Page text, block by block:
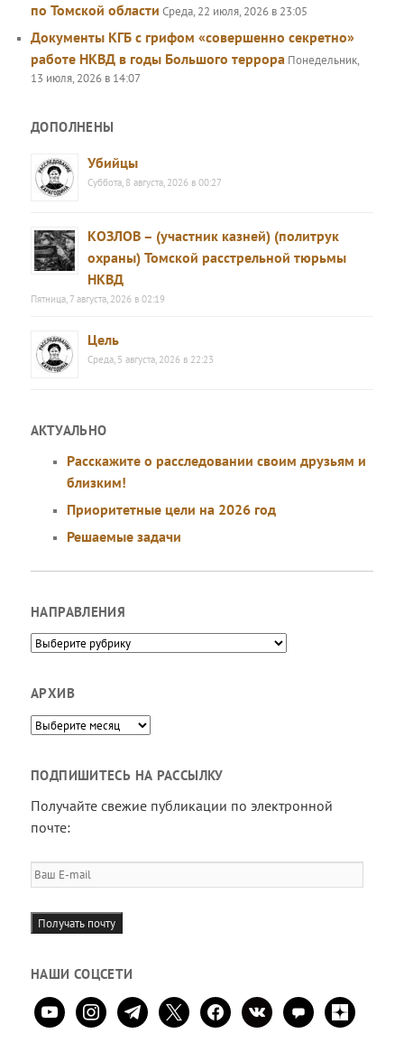
по Томской области Среда, 22 июля, 2026 в 23:05
Документы КГБ с грифом «совершенно секретно»
работе НКВД в годы Большого террора Понедельник,
13 июля, 2026 в 14:07
ДОПОЛНЕНЫ
Убийцы
Суббота, 8 августа, 2026 в 00:27
КОЗЛОВ – (участник казней) (политрук
охраны) Томской расстрельной тюрьмы
НКВД
Пятница, 7 августа, 2026 в 02:19
Цель
Среда, 5 августа, 2026 в 22:23
АКТУАЛЬНО
Расскажите о расследовании своим друзьям и
близким!
Приоритетные цели на 2026 год
Решаемые задачи
НАПРАВЛЕНИЯ
Направления
АРХИВ
Архив
ПОДПИШИТЕСЬ НА РАССЫЛКУ
Получайте свежие публикации по электронной
почте:
Ваш
E-
mail
Получать почту
НАШИ СОЦСЕТИ
youtubeinstagramtelegram
x facebookvkontaktecomment
zen-
yandex